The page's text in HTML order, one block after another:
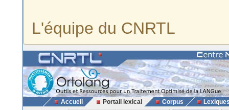
L'équipe du CNRTL
Accueil Portail lexical Corpus